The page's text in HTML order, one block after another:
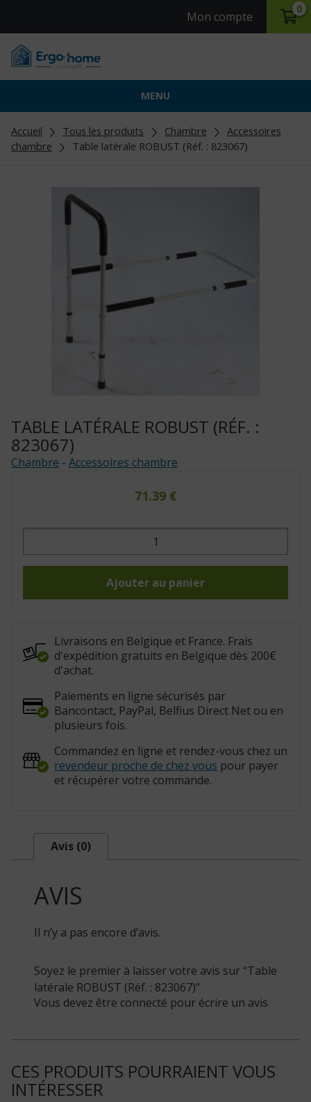
Mon compte
0
MENU
Accueil Tous les produits Chambre
Accessoires
chambre
Table latérale ROBUST (Réf. : 823067)
TABLE LATÉRALE ROBUST (RÉF. :
823067)
Chambre - Accessoires chambre
71.39 €
quantité
Table
823067)
Ajouter au panier
Livraisons en Belgique et France. Frais
d'expédition gratuits en Belgique dès 200€
d'achat.
Paiements en ligne sécurisés par
Bancontact, PayPal, Belfius Direct Net ou en
plusieurs fois.
Commandez en ligne et rendez-vous chez un
revendeur proche de chez vous pour payer
et récupérer votre commande.
Avis (0)
AVIS
Il n’y a pas encore d’avis.
Soyez le premier à laisser votre avis sur “Table
latérale ROBUST (Réf. : 823067)”
Vous devez être connecté pour écrire un avis
CES PRODUITS POURRAIENT VOUS
INTÉRESSER